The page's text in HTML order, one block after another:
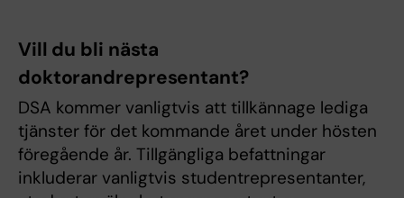
Vill du bli nästa
doktorandrepresentant?
DSA kommer vanligtvis att tillkännage lediga
tjänster för det kommande året under hösten
föregående år. Tillgängliga befattningar
inkluderar vanligtvis studentrepresentanter,